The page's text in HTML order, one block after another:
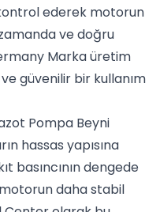
ederek motorun
ve doğru
Marka üretim
güvenilir bir kullanım
Pompa Beyni
hassas yapısına
basıncının dengede
daha stabil